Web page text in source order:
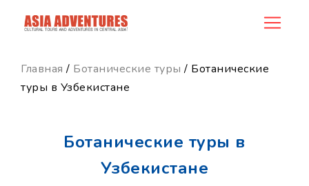
category_id
Главная / Ботанические туры / Ботанические
туры в Узбекистане
Ботанические туры в
Узбекистане